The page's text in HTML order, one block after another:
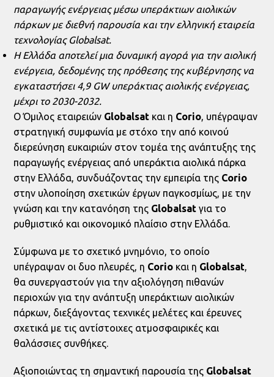
παραγωγής ενέργειας μέσω υπεράκτιων αιολικών
πάρκων με διεθνή παρουσία και την ελληνική εταιρεία
τεχνολογίας Globalsat.
Η Ελλάδα αποτελεί μια δυναμική αγορά για την αιολική
ενέργεια, δεδομένης της πρόθεσης της κυβέρνησης να
εγκαταστήσει 4,9 GWυπεράκτιας αιολικής ενέργειας,
μέχρι το 2030-2032.
O Όμιλος εταιρειών Globalsat και η Corio, υπέγραψαν
στρατηγική συμφωνία με στόχο την από κοινού
διερεύνηση ευκαιριών στον τομέα της ανάπτυξης της
παραγωγής ενέργειας από υπεράκτια αιολικά πάρκα
στην Ελλάδα, συνδυάζοντας την εμπειρία της Corio
στην υλοποίηση σχετικών έργων παγκοσμίως, με την
γνώση και την κατανόηση της Globalsat για το
ρυθμιστικό και οικονομικό πλαίσιο στην Ελλάδα.
Σύμφωνα με το σχετικό μνημόνιο, το οποίο
υπέγραψαν οι δυο πλευρές, η Corio και η Globalsat,
θα συνεργαστούν για την αξιολόγηση πιθανών
περιοχών για την ανάπτυξη υπεράκτιων αιολικών
πάρκων, διεξάγοντας τεχνικές μελέτες και έρευνες
σχετικά με τις αντίστοιχες ατμοσφαιρικές και
θαλάσσιες συνθήκες.
Αξιοποιώντας τη σημαντική παρουσία της Globalsat